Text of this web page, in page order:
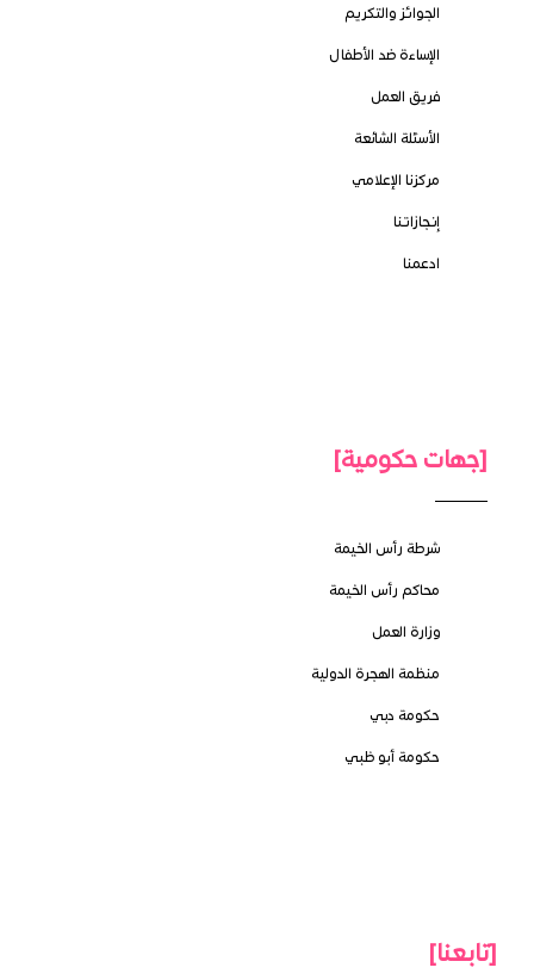
الجوائز والتكريم
الإساءة ضد الأطفال
فريق العمل
الأسئلة الشائعة
مركزنا الإعلامي
إنجازاتنا
ادعمنا
[جهات حكومية]
شرطة رأس الخيمة
محاكم رأس الخيمة
وزارة العمل
منظمة الهجرة الدولية
حكومة دبي
حكومة أبو ظبي
[تابعنا]